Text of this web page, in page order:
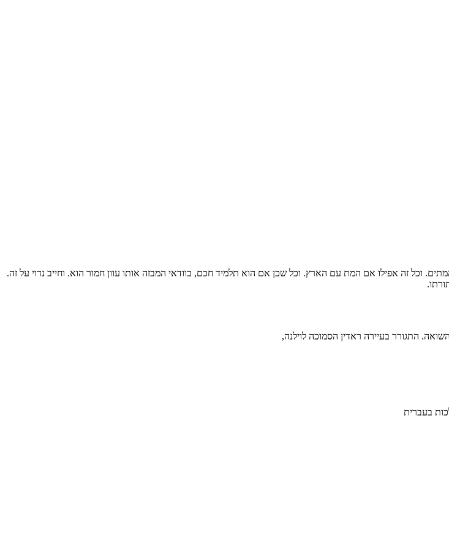
וכל זה אפילו אם המת עם הארץ. וכל שכן אם הוא תלמיד חכם, בוודאי המבזה אותו עוון חמור הוא. וחייב נדוי על זה.
התגורר בעיירה ראדין הסמוכה לוילנה,
בעברית